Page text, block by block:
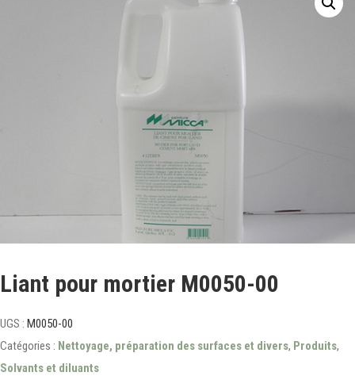
Liant pour mortier M0050-00
UGS : M0050-00
Catégories : Nettoyage, préparation des surfaces et divers, Produits,
Solvants et diluants